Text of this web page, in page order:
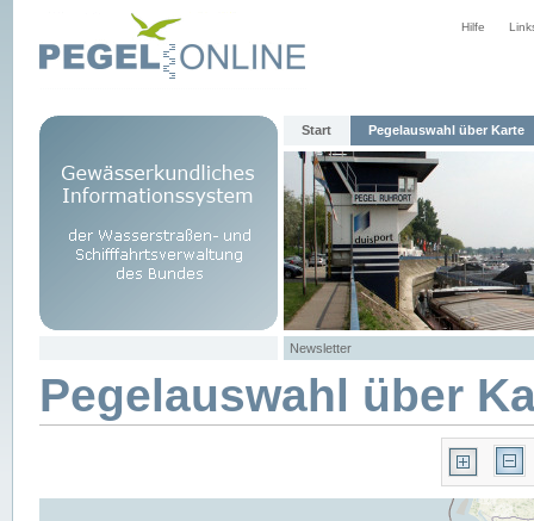
Hilfe
Start Pegelauswahl über Karte
Newsletter
Pegelauswahl über